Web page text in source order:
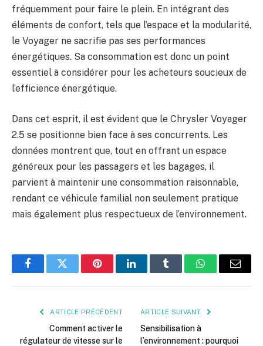
fréquemment pour faire le plein. En intégrant des
éléments de confort, tels que l’espace et la modularité,
le Voyager ne sacrifie pas ses performances
énergétiques. Sa consommation est donc un point
essentiel à considérer pour les acheteurs soucieux de
l’efficience énergétique.
Dans cet esprit, il est évident que le Chrysler Voyager
2.5 se positionne bien face à ses concurrents. Les
données montrent que, tout en offrant un espace
généreux pour les passagers et les bagages, il
parvient à maintenir une consommation raisonnable,
rendant ce véhicule familial non seulement pratique
mais également plus respectueux de l’environnement.
FacebookTwitter PinterestLinkedInTumblr WhatsApp
E-
ARTICLE PRÉCÉDENT
Comment activer le
régulateur de vitesse sur le
ARTICLE SUIVANT
Sensibilisation à
l’environnement : pourquoi